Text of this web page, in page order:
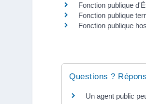
Fonction publique
Fonction publique
Fonction publique
Questions ?
Un agent public